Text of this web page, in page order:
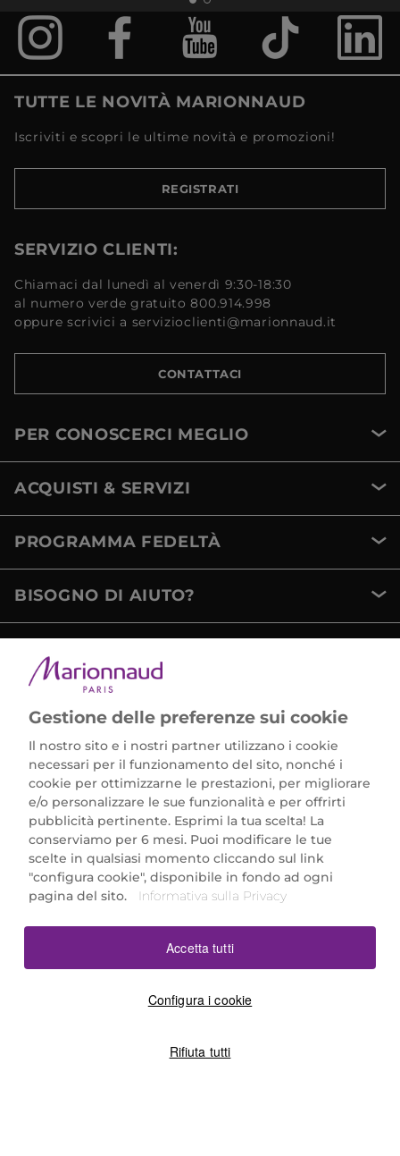
TUTTE LE NOVITÀ MARIONNAUD
Iscriviti e scopri le ultime novità e promozioni!
REGISTRATI
SERVIZIO CLIENTI:
Chiamaci dal lunedì al venerdì 9:30-18:30
al numero verde gratuito 800.914.998
oppure scrivici a servizioclienti@marionnaud.it
CONTATTACI
PER CONOSCERCI MEGLIO
ACQUISTI & SERVIZI
PROGRAMMA FEDELTÀ
BISOGNO DI AIUTO?
Marionnaud Parfumeries Italia S.r.l.
Largo Fiera Milano 5, 20017 Rho (MI)
REA Milano 1650024 con P.IVA 13425220152.
SCARICA LA NOSTRA APP
Gestione delle preferenze sui cookie
Il nostro sito e i nostri partner utilizzano i cookie
necessari per il funzionamento del sito, nonché i
cookie per ottimizzarne le prestazioni, per migliorare
e/o personalizzare le sue funzionalità e per offrirti
pubblicità pertinente. Esprimi la tua scelta! La
conserviamo per 6 mesi. Puoi modificare le tue
scelte in qualsiasi momento cliccando sul link
"configura cookie", disponibile in fondo ad ogni
pagina del sito.
Informativa sulla Privacy
Configura i cookie
Rifiuta tutti
Accetta tutti